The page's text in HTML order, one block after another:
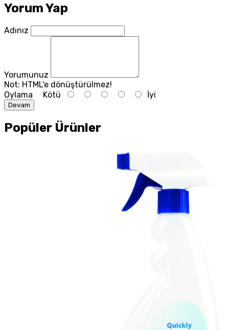
Yorum Yap
Adınız
Yorumunuz
Not: HTML'e dönüştürülmez!
Oylama Kötü İyi
Devam
Popüler Ürünler